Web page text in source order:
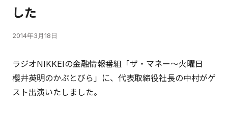
した
2014年3月18日
ラジオNIKKEIの金融情報番組「ザ・マネー～火曜日
櫻井英明のかぶとびら」に、代表取締役社長の中村がゲ
スト出演いたしました。